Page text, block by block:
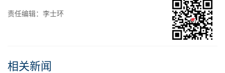
责任编辑：李士环
相关新闻